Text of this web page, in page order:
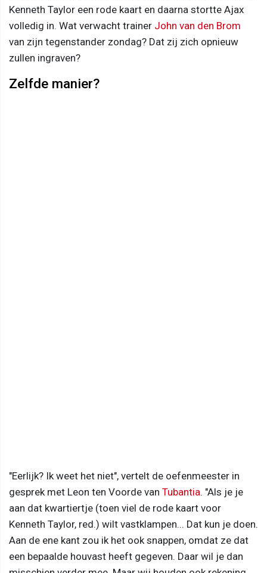
Kenneth Taylor een rode kaart en daarna stortte Ajax
volledig in. Wat verwacht trainer John van den Brom
van zijn tegenstander zondag? Dat zij zich opnieuw
zullen ingraven?
Zelfde manier?
"Eerlijk? Ik weet het niet", vertelt de oefenmeester in
gesprek met Leon ten Voorde van Tubantia. "Als je je
aan dat kwartiertje (toen viel de rode kaart voor
Kenneth Taylor, red.) wilt vastklampen... Dat kun je doen.
Aan de ene kant zou ik het ook snappen, omdat ze dat
een bepaalde houvast heeft gegeven. Daar wil je dan